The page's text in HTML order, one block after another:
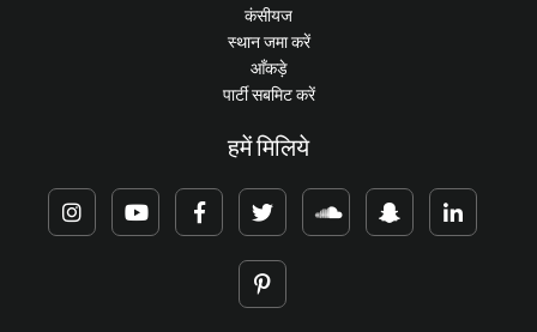
कंसीयज
स्थान जमा करें
आँकड़े
पार्टी सबमिट करें
हमें मिलिये